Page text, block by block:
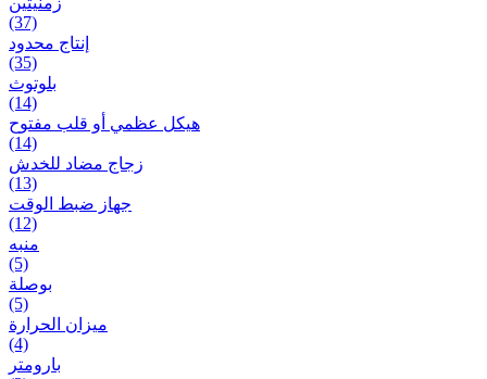
(37)
إنتاج محدود
(35)
بلوتوث
(14)
هيكل عظمي أو قلب مفتوح
(14)
زجاج مضاد للخدش
(13)
جهاز ضبط الوقت
(12)
منبه
(5)
بوصلة
(5)
ميزان الحرارة
(4)
بارومتر